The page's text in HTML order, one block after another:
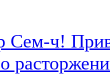
Сем-ч!